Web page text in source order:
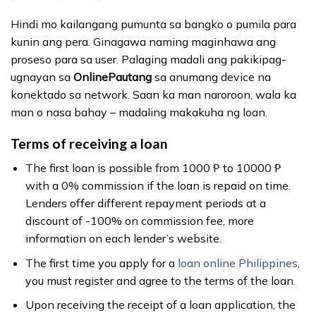
Hindi mo kailangang pumunta sa bangko o pumila para
kunin ang pera. Ginagawa naming maginhawa ang
proseso para sa user. Palaging madali ang pakikipag-
ugnayan sa OnlinePautang sa anumang device na
konektado sa network. Saan ka man naroroon, wala ka
man o nasa bahay – madaling makakuha ng loan.
Terms of receiving a loan
The first loan is possible from 1000 ₱ to 10000 ₱
with a 0% commission if the loan is repaid on time.
Lenders offer different repayment periods at a
discount of -100% on commission fee, more
information on each lender’s website.
The first time you apply for a loan online Philippines
you must register and agree to the terms of the loan.
Upon receiving the receipt of a loan application, the